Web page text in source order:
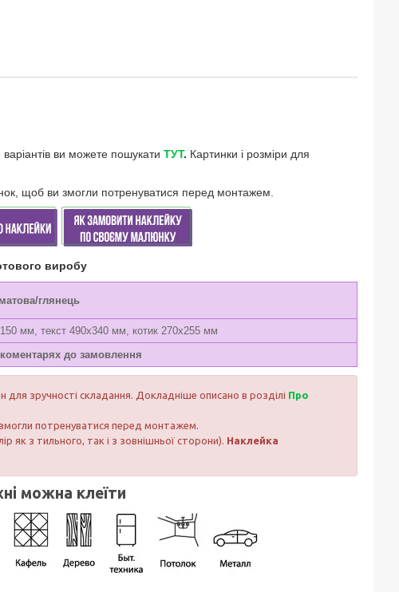
ви можете пошукати ТУТ. Картинки і розміри для
щоб ви змогли потренуватися перед монтажем.
виробу
глянець
мм, текст 490х340 мм, котик 270х255 мм
до замовлення
для зручності складання. Докладніше описано в розділі Про
змогли потренуватися перед монтажем.
як з тильного, так і з зовнішньої сторони). Наклейка
можна клеїти